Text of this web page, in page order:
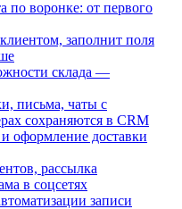
по воронке: от первого
заполнит поля
склада —
письма, чаты с
сохраняются в CRM
оформление доставки
рассылка
в соцсетях
записи